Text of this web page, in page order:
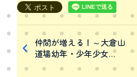
仲間が増える！～大倉山
道場幼年・少年少女…